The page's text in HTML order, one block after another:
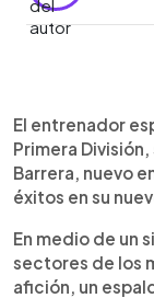
El entrenador
Primera
Barrera, nuevo
éxitos en su
En medio de un
sectores de los
afición, un